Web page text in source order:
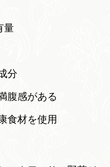
量
分
腹感がある
食材を使用